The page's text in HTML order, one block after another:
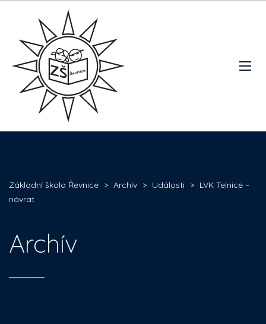
Základní škola Řevnice > Archív > Události > LVK Telnice –
návrat
Archív